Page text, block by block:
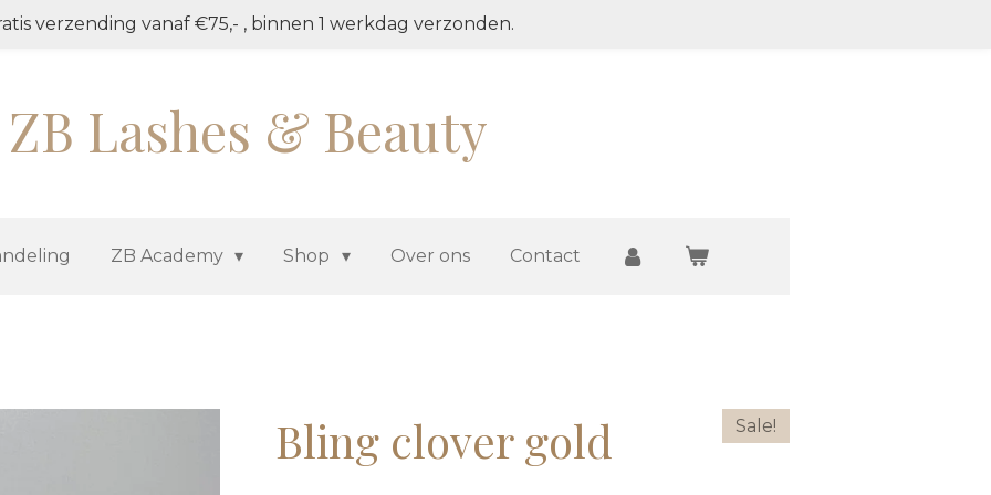
verzending vanaf €75,- , binnen 1 werkdag verzonden.
ZB Lashes & Beauty
ZB Academy Shop Over ons Contact
Bling clover gold Sale!